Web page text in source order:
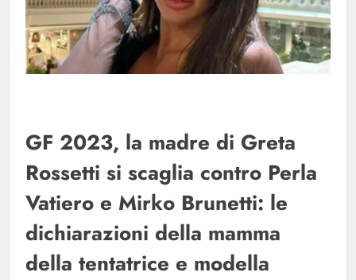
GF 2023, la madre di Greta
Rossetti si scaglia contro Perla
Vatiero e Mirko Brunetti: le
dichiarazioni della mamma
della tentatrice e modella